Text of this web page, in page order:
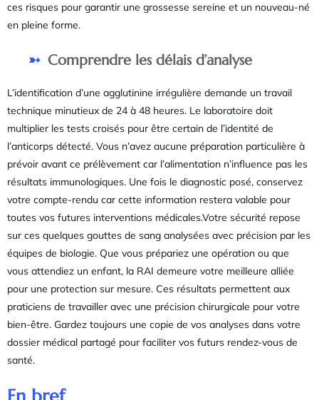
ces risques pour garantir une grossesse sereine et un nouveau-né
en pleine forme.
Comprendre les délais d’analyse
L’identification d’une agglutinine irrégulière demande un travail
technique minutieux de 24 à 48 heures. Le laboratoire doit
multiplier les tests croisés pour être certain de l’identité de
l’anticorps détecté. Vous n’avez aucune préparation particulière à
prévoir avant ce prélèvement car l’alimentation n’influence pas les
résultats immunologiques. Une fois le diagnostic posé, conservez
votre compte-rendu car cette information restera valable pour
toutes vos futures interventions médicales.Votre sécurité repose
sur ces quelques gouttes de sang analysées avec précision par les
équipes de biologie. Que vous prépariez une opération ou que
vous attendiez un enfant, la RAI demeure votre meilleure alliée
pour une protection sur mesure. Ces résultats permettent aux
praticiens de travailler avec une précision chirurgicale pour votre
bien-être. Gardez toujours une copie de vos analyses dans votre
dossier médical partagé pour faciliter vos futurs rendez-vous de
santé.